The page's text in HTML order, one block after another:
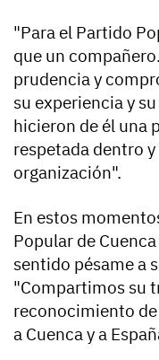
"Para el Partido
que un
prudencia y
su experiencia y
hicieron de él una
respetada dentro
organización".
En estos
Popular de
sentido pésame a
"Compartimos su
reconocimiento
a Cuenca y a